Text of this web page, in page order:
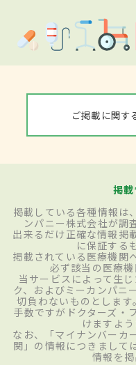
ご掲載に関す
掲
掲載している各種情報は
ンパニー株式会社が調
出来るだけ正確な情報掲
に保証する
掲載されている医療機関
必ず該当の医療機
当サービスによって生
ク、およびミーカンパニ
切負わないものとしま
手数ですがドクターズ・
けますよ
なお、「マイナンバーカ
関」の情報につきまして
情報を掲